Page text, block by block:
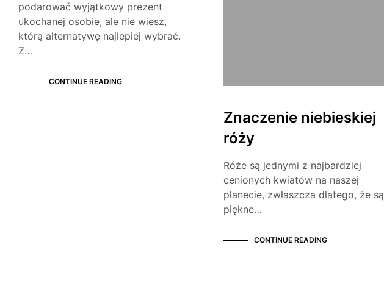
podarować wyjątkowy prezent
ukochanej osobie, ale nie wiesz,
którą alternatywę najlepiej wybrać.
Z…
CONTINUE READING
Znaczenie niebieskiej
róży
Róże są jednymi z najbardziej
cenionych kwiatów na naszej
planecie, zwłaszcza dlatego, że są
piękne…
CONTINUE READING